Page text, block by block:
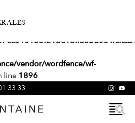
Passing null to parameter #3
vendor/wordfence/wf-
line 1896
33 33